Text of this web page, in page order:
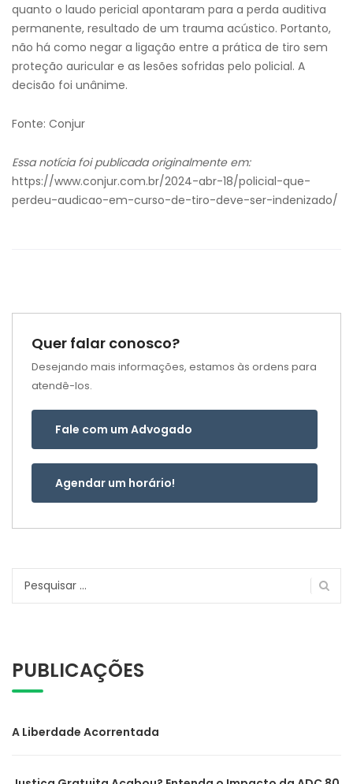
quanto o laudo pericial apontaram para a perda auditiva
permanente, resultado de um trauma acústico. Portanto,
não há como negar a ligação entre a prática de tiro sem
proteção auricular e as lesões sofridas pelo policial. A
decisão foi unânime.
Fonte: Conjur
Essa notícia foi publicada originalmente em:
https://www.conjur.com.br/2024-abr-18/policial-que-
perdeu-audicao-em-curso-de-tiro-deve-ser-indenizado/
Quer falar conosco?
Desejando mais informações, estamos às ordens para
atendê-los.
Fale com um Advogado
Agendar um horário!
Pesquisar
PUBLICAÇÕES
A Liberdade Acorrentada